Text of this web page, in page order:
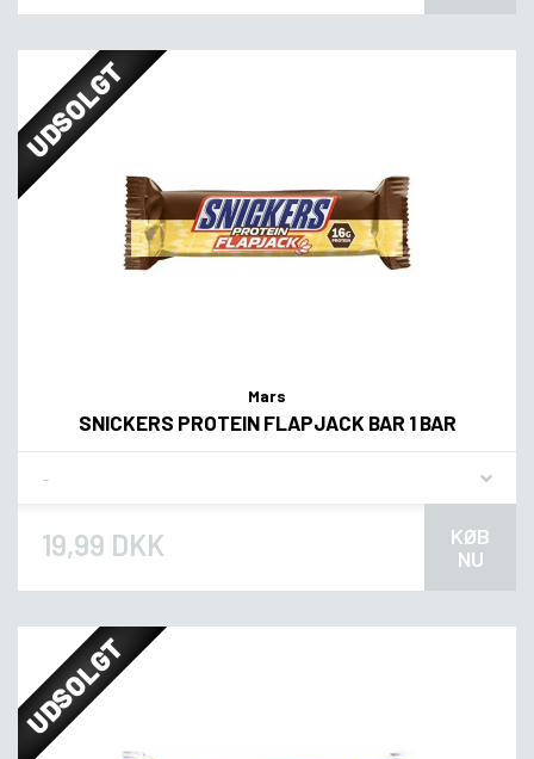
UDSOLGT
Mars
SNICKERS PROTEIN FLAPJACK BAR 1 BAR
19,99 DKK
KØB
NU
UDSOLGT